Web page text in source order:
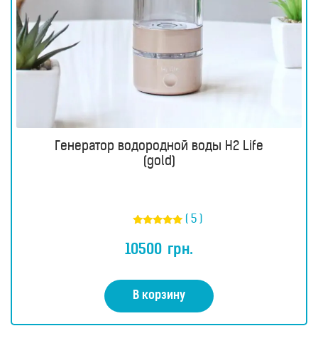
КОНТАКТЫ
Генератор водородной воды H2 Life
(gold)
5.00
из 5
( 5 )
10500 грн.
В корзину